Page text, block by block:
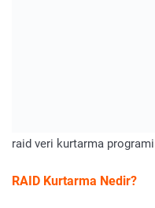
raid veri kurtarma programi
RAID Kurtarma Nedir?